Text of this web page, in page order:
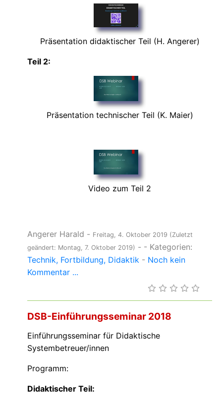
Präsentation didaktischer Teil (H. Angerer)
Teil 2:
Präsentation technischer Teil (K. Maier)
Video zum Teil 2
Angerer Harald - Freitag, 4. Oktober 2019 (Zuletzt
geändert: Montag, 7. Oktober 2019) - - Kategorien:
Technik Fortbildung Didaktik - Noch kein
Kommentar ...
DSB-Einführungsseminar 2018
Einführungsseminar für Didaktische
Systembetreuer/innen
Programm:
Didaktischer Teil: